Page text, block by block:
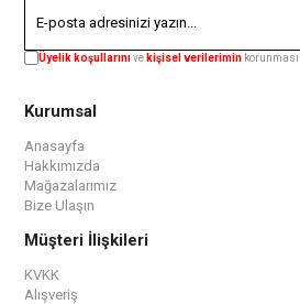
Üyelik koşullarınıve kişisel verilerimin
Kurumsal
Anasayfa
Hakkımızda
Mağazalarımız
Bize Ulaşın
Müşteri İlişkileri
KVKK
Alışveriş